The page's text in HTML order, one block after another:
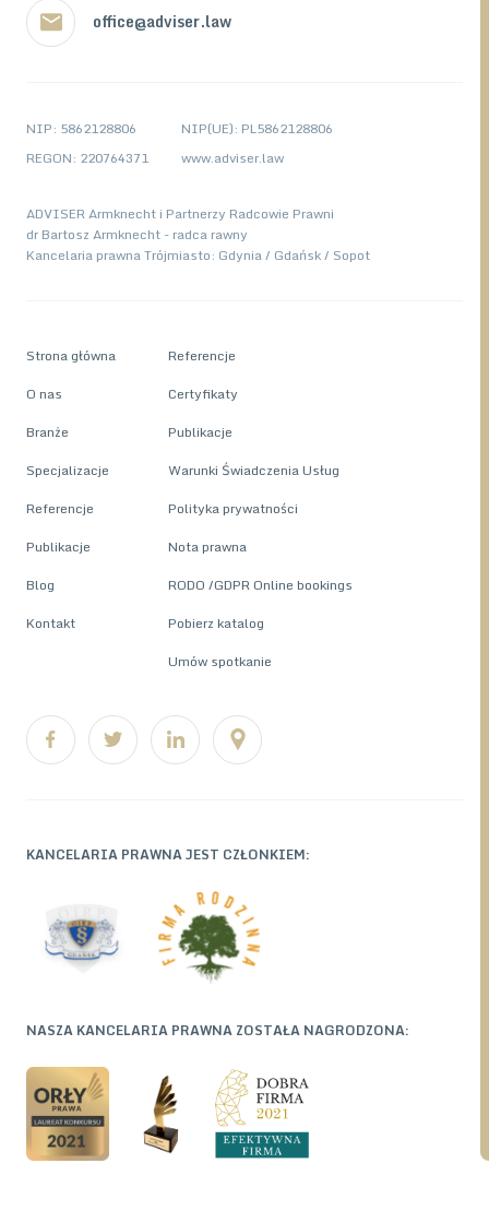
office@adviser.law
NIP: 5862128806
REGON: 220764371
NIP(UE): PL5862128806
www.adviser.law
ADVISER Armknecht i Partnerzy Radcowie Prawni
dr Bartosz Armknecht - radca rawny
Kancelaria prawna Trójmiasto: Gdynia / Gdańsk / Sopot
Strona główna
O nas
Branże
Specjalizacje
Referencje
Publikacje
Blog
Kontakt
Referencje
Certyfikaty
Publikacje
Warunki Świadczenia Usług
Polityka prywatności
Nota prawna
RODO /GDPR Online bookings
Pobierz katalog
Umów spotkanie
KANCELARIA PRAWNA JEST CZŁONKIEM:
NASZA KANCELARIA PRAWNA ZOSTAŁA NAGRODZONA: